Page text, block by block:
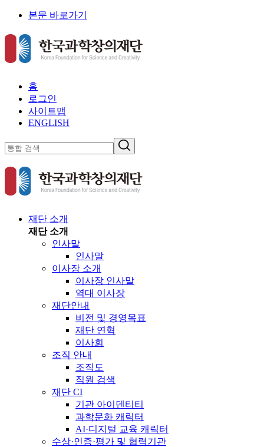
본문 바로가기
홈
로그인
사이트맵
ENGLISH
재단 소개
재단 소개
인사말
인사말
이사장 소개
이사장 인사말
역대 이사장
재단안내
비전 및 경영목표
재단 연혁
이사회
조직 안내
조직도
직원 검색
재단 CI
기관 아이덴티티
과학문화 캐릭터
AI·디지털 교육 캐릭터
수상·인증·평가 및 협력기관